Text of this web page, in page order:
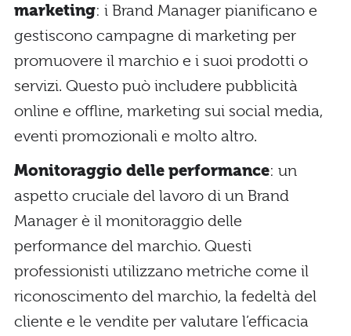
marketing: i Brand Manager pianificano e
gestiscono campagne di marketing per
promuovere il marchio e i suoi prodotti o
servizi. Questo può includere pubblicità
online e offline, marketing sui social media,
eventi promozionali e molto altro.
Monitoraggio delle performance: un
aspetto cruciale del lavoro di un Brand
Manager è il monitoraggio delle
performance del marchio. Questi
professionisti utilizzano metriche come il
riconoscimento del marchio, la fedeltà del
cliente e le vendite per valutare l’efficacia